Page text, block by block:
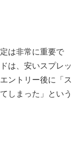
は非常に重要で
は、安いスプレッ
ントリー後に「ス
しまった」という